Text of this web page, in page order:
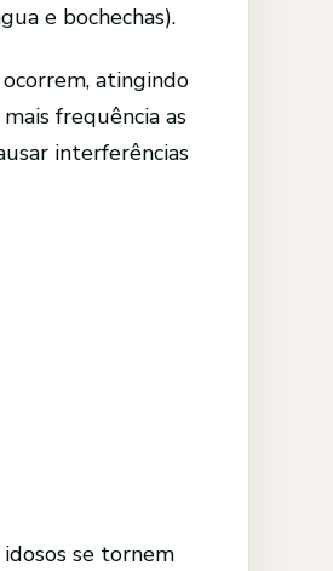
e bochechas).
atingindo
frequência as
interferências
se tornem